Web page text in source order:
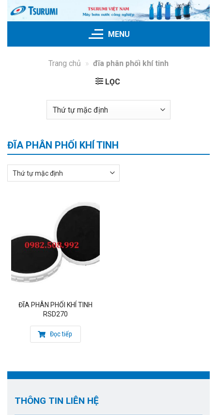
qua
MENU
Trang chủ » đĩa phân phối khí tinh
LỌC
ĐĨA PHÂN PHỐI KHÍ TINH
ĐĨA PHÂN PHỐI KHÍ TINH
RSD270
Đọc tiếp
THÔNG TIN LIÊN HỆ